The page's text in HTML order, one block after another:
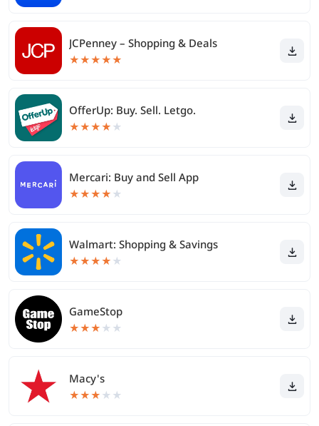
JCPenney – Shopping & Deals
★★★★★
OfferUp: Buy. Sell. Letgo.
★★★★ ★
Mercari: Buy and Sell App
★★★★ ★
Walmart: Shopping & Savings
★★★★ ★
GameStop
★★★ ★ ★
Macy's
★★★ ★ ★